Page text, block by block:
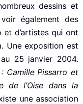
dessins et
également des
d’artistes qui ont
Une exposition est
25 janvier 2004.
Camille Pissarro et
de l’Oise dans la
une association